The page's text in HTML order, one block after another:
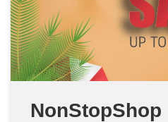
NonStopShop